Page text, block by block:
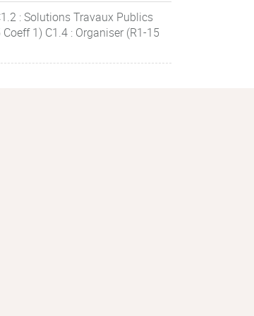
: Solutions Travaux Publics
1) C1.4 : Organiser (R1-15